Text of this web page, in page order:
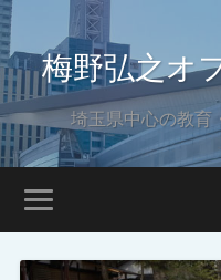
梅野弘之オ
埼玉県中心の教育